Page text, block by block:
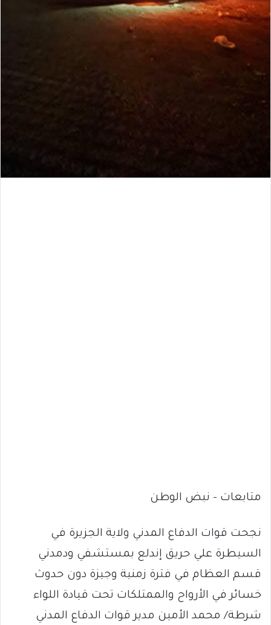
متابعات – نبض الوطن
نجحت قوات الدفاع المدني ولاية الجزيرة في
السيطرة علي حريق إندلع بمستشفي ودمدني
قسم العظام في فترة زمنية وجيزة دون حدوث
خسائر في الأرواح والممتلكات تحت قيادة اللواء
شرطة/ محمد الأمين مدير قوات الدفاع المدني